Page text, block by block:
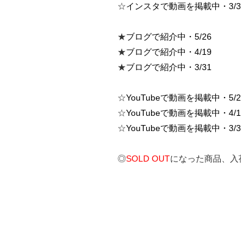
☆インスタで動画を掲載中・3/
★ブログで紹介中・5/26
★ブログで紹介中・4/19
★ブログで紹介中・3/31
☆YouTubeで動画を掲載中・5/
☆YouTubeで動画を掲載中・4/
☆YouTubeで動画を掲載中・3/
◎SOLD OUTになった商品、入